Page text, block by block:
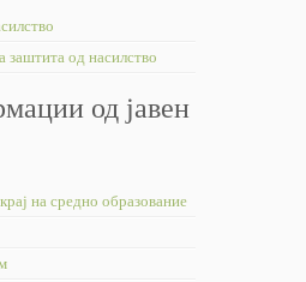
заштита од насилство
од јавен
на средно образование